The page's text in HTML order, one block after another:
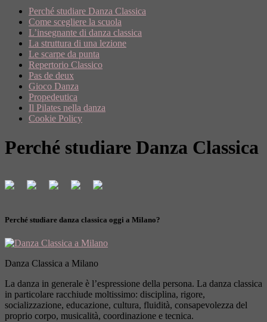
Perché studiare Danza Classica
Come scegliere la scuola
L’insegnante di danza classica
La struttura di una lezione
Le scarpe da punta
Repertorio Classico
Pas de deux
Gioco Danza
Propedeutica
Il Pilates nella danza
Cookie Policy
Perché studiare Danza Classica
Perché studiare danza classica oggi a Milano?
Danza Classica a Milano
La danza in generale è l’espressione della persona. La danza classica
in particolare racchiude moltissimo: disciplina, rigore,
socializzazione, educazione, cultura, fluidità, consapevolezza del
proprio corpo, musicalità, coordinazione e tecnica.